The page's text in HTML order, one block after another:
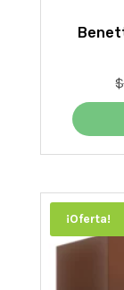
$
¡Oferta!